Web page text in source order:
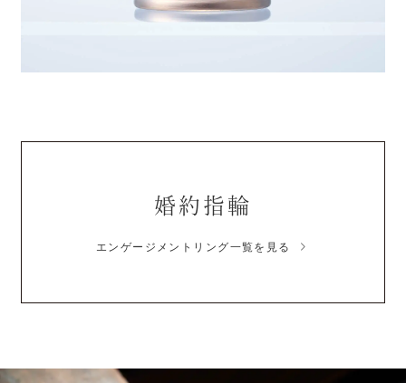
婚約指輪
エンゲージメントリング一覧を見る